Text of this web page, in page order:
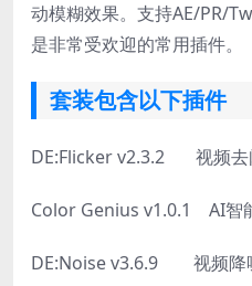
动模糊效果。支持AE/PR/
是非常受欢迎的常用插件。
套装包含以下插件
DE:Flicker v2.3.2 视频去
Color Genius v1.0.1 AI智
DE:Noise v3.6.9 视频降噪